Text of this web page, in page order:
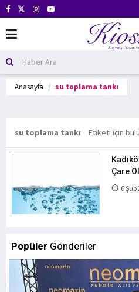
Anasayfa su toplama tankı
su toplama tankı Etiketi için
Çare
6 Şub
Popüler Gönderiler